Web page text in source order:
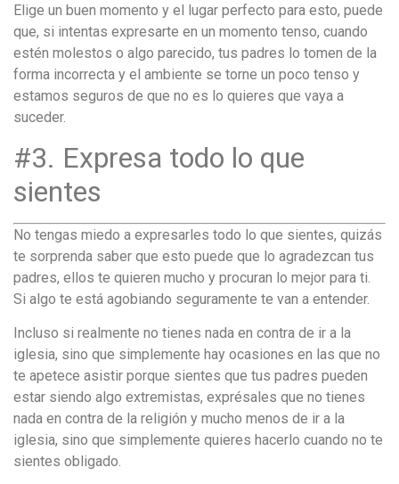
Elige un buen momento y el lugar perfecto para esto, puede
que, si intentas expresarte en un momento tenso, cuando
estén molestos o algo parecido, tus padres lo tomen de la
forma incorrecta y el ambiente se torne un poco tenso y
estamos seguros de que no es lo quieres que vaya a
suceder.
#3. Expresa todo lo que
sientes
No tengas miedo a expresarles todo lo que sientes, quizás
te sorprenda saber que esto puede que lo agradezcan tus
padres, ellos te quieren mucho y procuran lo mejor para ti.
Si algo te está agobiando seguramente te van a entender.
Incluso si realmente no tienes nada en contra de ir a la
iglesia, sino que simplemente hay ocasiones en las que no
te apetece asistir porque sientes que tus padres pueden
estar siendo algo extremistas, exprésales que no tienes
nada en contra de la religión y mucho menos de ir a la
iglesia, sino que simplemente quieres hacerlo cuando no te
sientes obligado.